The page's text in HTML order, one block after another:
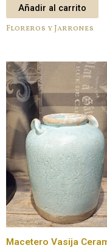
Añadir al carrito
Floreros y Jarrones
Macetero Vasija